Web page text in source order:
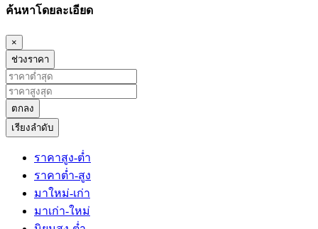
ค้นหาโดยละเอียด
×
ช่วงราคา
ตกลง
เรียงลำดับ
ราคาสูง-ต่ำ
ราคาต่ำ-สูง
มาใหม่-เก่า
มาเก่า-ใหม่